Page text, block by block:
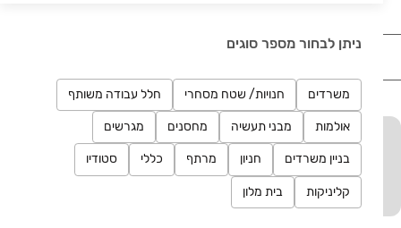
ניתן לבחור מספר סוגים
משרדים חנויות/ שטח מסחרי חלל עבודה משותף
אולמות מבני תעשיה מחסנים מגרשים
בניין משרדים חניון מרתף כללי סטודיו
קליניקות בית מלון
יד2 אתכם בכל מקום
הורידו את האפליקציה וקבלו עדכונים בזמן אמת